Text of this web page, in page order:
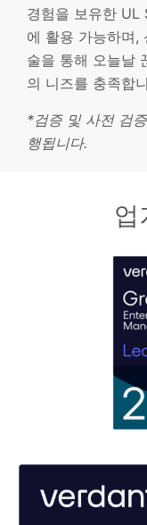
경험을 보유한 UL
에 활용 가능하며,
술을 통해 오늘날
의 니즈를 충족합
*검증 및 사전 검
행됩니다.
업